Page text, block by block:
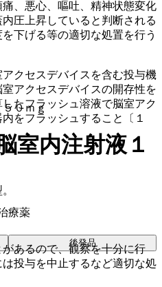
、悪心、嘔吐、精神状態変化
圧上昇していると判断される
下げる等の適切な処置を行う
クセスデバイスを含む投与機
アクセスデバイスの開存性を
たフラッシュ溶液で脳室アク
をフラッシュすること〔１
あるので、観察を十分に行
投与を中止するなど適切な処
０ｍｇ
室内注射液１
療薬
後発品